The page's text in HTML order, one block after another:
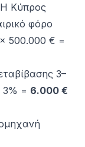
Η Κύπρος
φόρο
500.000 € =
3–
3% = 6.000 €